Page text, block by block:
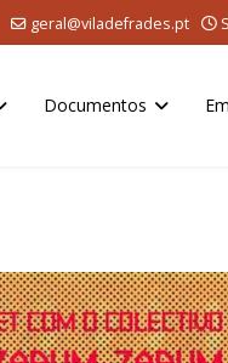
geral@viladefrades.pt
Documentos